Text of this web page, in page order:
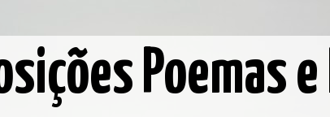
Poemas